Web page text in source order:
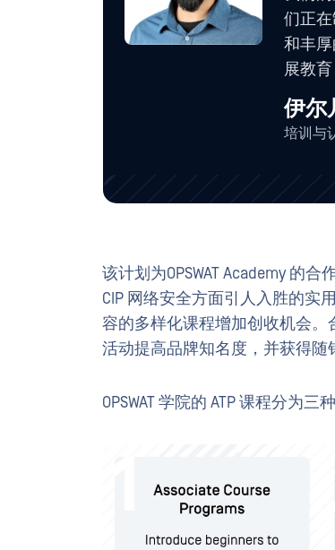
们正
和丰
展教
伊尔
培训与
该计划为OPSWAT Academy 的
CIP 网络安全方面引人入胜的实
容的多样化课程增加创收机会
活动提高品牌知名度，并获得随
OPSWAT 学院的 ATP 课程分为三